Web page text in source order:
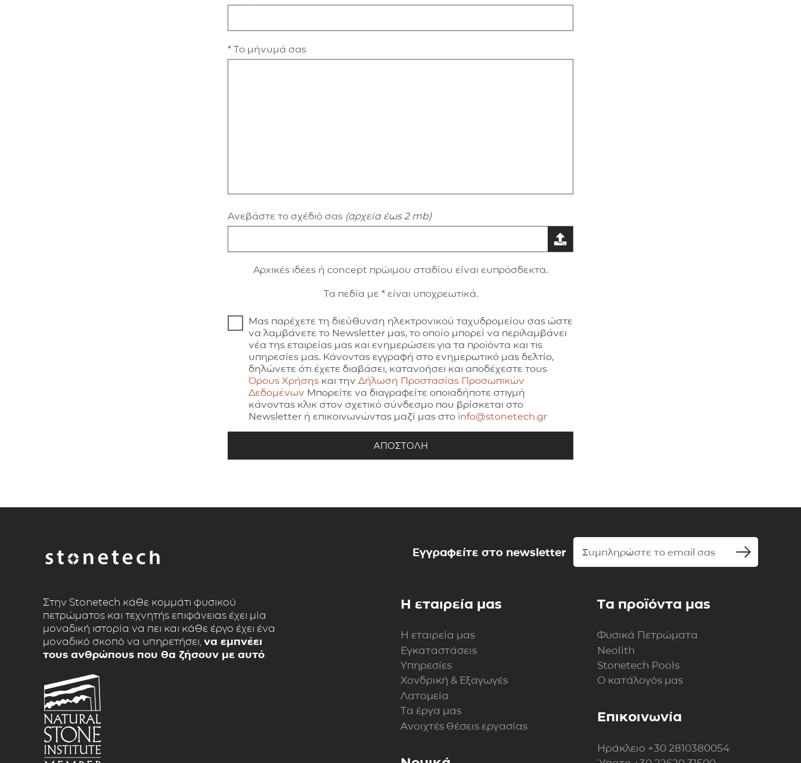
* Το μήνυμά σας
Ανεβάστε το σχέδιό σας (αρχεία έως 2 mb)
Aρxικές ιδέες ή concept πρώιμου σταδίου είναι ευπρόσδεκτα.
Τα πεδία με * είναι υποχρεωτικά.
Μας παρέχετε τη διεύθυνση ηλεκτρονικού ταχυδρομείου σας ώστε
να λαμβάνετε το Newsletter μας, το οποίο μπορεί να περιλαμβάνει
νέα της εταιρείας μας και ενημερώσεις για τα προϊόντα και τις
υπηρεσίες μας. Κάνοντας εγγραφή στο ενημερωτικό μας δελτίο,
δηλώνετε ότι έχετε διαβάσει, κατανοήσει και αποδέχεστε τους
Όρους Χρήσης και την Δήλωση Προστασίας Προσωπικών
Δεδομένων Μπορείτε να διαγραφείτε οποιαδήποτε στιγμή
κάνοντας κλικ στον σχετικό σύνδεσμο που βρίσκεται στο
Newsletter ή επικοινωνώντας μαζί μας στο info@stonetech.gr
Εγγραφείτε στο newsletter
Στην Stonetech κάθε κομμάτι φυσικού
πετρώματος και τεχνητής επιφάνειας έχει μία
μοναδική ιστορία να πει και κάθε έργο έχει ένα
μοναδικό σκοπό να υπηρετήσει, να εμπνέει
τους ανθρώπους που θα ζήσουν με αυτό.
Η εταιρεία μας
Η εταιρεία μας
Εγκαταστάσεις
Υπηρεσίες
Χονδρική & Εξαγωγές
Λατομεία
Τα έργα μας
Ανοιχτές θέσεις εργασίας
Τα προϊόντα μας
Φυσικά Πετρώματα
Neolith
Stonetech Pools
Ο κατάλογός μας
Επικοινωνία
Ηράκλειο +30 2810380054